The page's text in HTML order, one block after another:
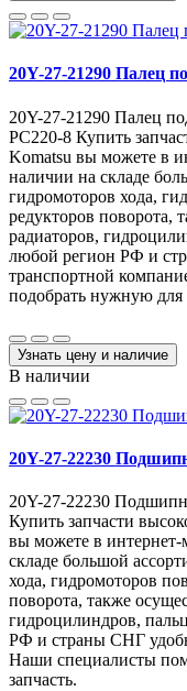
20Y-27-21290 Палец
20Y-27-21290 Палец
PC220-8 Купить
Komatsu вы можете в
наличии на складе
гидромоторов хода,
редукторов поворота,
радиаторов,
любой регион РФ и
транспортной
подобрать нужную для
Узнать цену и наличие
В наличии
20Y-27-22230
20Y-27-22230
Купить запчасти
вы можете в интернет-
складе большой
хода, гидромоторов
поворота, также
гидроцилиндров,
РФ и страны СНГ
Наши специалисты
запчасть.